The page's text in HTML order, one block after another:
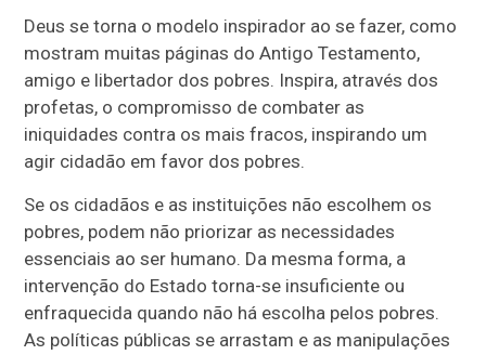
Deus se torna o modelo inspirador ao se fazer, como
mostram muitas páginas do Antigo Testamento,
amigo e libertador dos pobres. Inspira, através dos
profetas, o compromisso de combater as
iniquidades contra os mais fracos, inspirando um
agir cidadão em favor dos pobres.
Se os cidadãos e as instituições não escolhem os
pobres, podem não priorizar as necessidades
essenciais ao ser humano. Da mesma forma, a
intervenção do Estado torna-se insuficiente ou
enfraquecida quando não há escolha pelos pobres.
As políticas públicas se arrastam e as manipulações